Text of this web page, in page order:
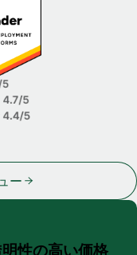
ー
性の高い価格